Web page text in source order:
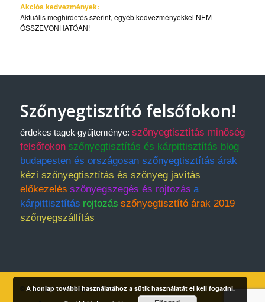
Akciós kedvezmények:
Aktuális meghirdetés szerint, egyéb kedvezményekkel NEM
ÖSSZEVONHATÓAN!
Szőnyegtisztító felsőfokon!
érdekes tagek gyűjteménye: szőnyegtisztítás minőség
felsőfokon szőnyegtisztítás és kárpittisztítás blog
budapesten és országosan szőnyegtisztítás árak
kézi szőnyegtisztítás és szőnyeg javítás
előkezelés szőnyegszegés és rojtozás a
kárpittisztítás rojtozás szőnyegtisztító árak 2019
szőnyegszállítás
© Copyright - Szőnyegtisztító Kft.
A honlap további használatához a sütik használatát el kell fogadni.